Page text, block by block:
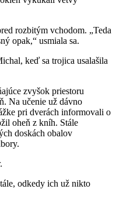
rozbitým vchodom. „Teda
opak,“ usmiala sa.
keď sa trojica usalašila
zvyšok priestoru
Na učenie už dávno
pri dverách informovali o
oheň z kníh. Stále
doskách obalov
odkedy ich už nikto